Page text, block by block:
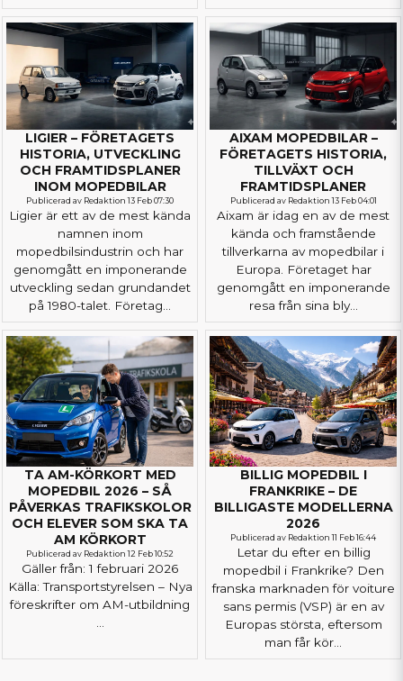
LIGIER – FÖRETAGETS
HISTORIA, UTVECKLING
OCH FRAMTIDSPLANER
INOM MOPEDBILAR
Publicerad av Redaktion 13 Feb 07:30
Ligier är ett av de mest kända
namnen inom
mopedbilsindustrin och har
genomgått en imponerande
utveckling sedan grundandet
på 1980-talet. Företag...
AIXAM MOPEDBILAR –
FÖRETAGETS HISTORIA,
TILLVÄXT OCH
FRAMTIDSPLANER
Publicerad av Redaktion 13 Feb 04:01
Aixam är idag en av de mest
kända och framstående
tillverkarna av mopedbilar i
Europa. Företaget har
genomgått en imponerande
resa från sina bly...
TA AM-KÖRKORT MED
MOPEDBIL 2026 – SÅ
PÅVERKAS TRAFIKSKOLOR
OCH ELEVER SOM SKA TA
AM KÖRKORT
Publicerad av Redaktion 12 Feb 10:52
Gäller från: 1 februari 2026
Källa: Transportstyrelsen – Nya
föreskrifter om AM-utbildning
BILLIG MOPEDBIL I
FRANKRIKE – DE
BILLIGASTE MODELLERNA
2026
Publicerad av Redaktion 11 Feb 16:44
Letar du efter en billig
mopedbil i Frankrike? Den
franska marknaden för voiture
sans permis (VSP) är en av
Europas största, eftersom
man får kör...